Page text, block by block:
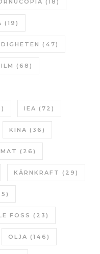
(18)
(19)
(47)
(68)
IEA (72)
KINA (36)
(26)
KÄRNKRAFT (29)
FOSS (23)
OLJA (146)